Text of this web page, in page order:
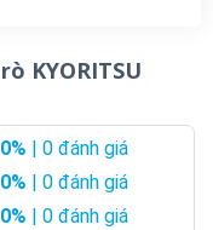
KYORITSU
0% | 0 đánh giá
0% | 0 đánh giá
0% | 0 đánh giá